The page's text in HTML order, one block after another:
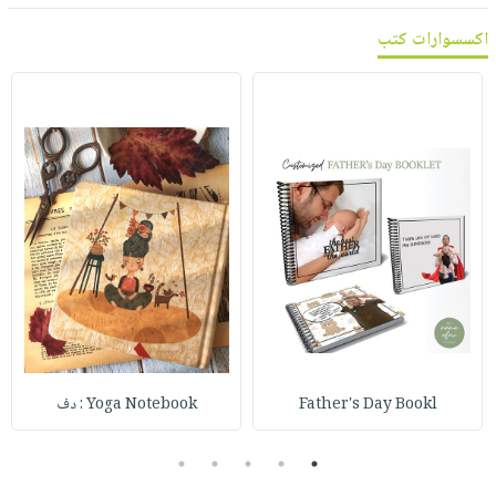
اكسسوارات كتب
Father's Day Bookl Yoga Notebook : دف
1
2
3
4
5